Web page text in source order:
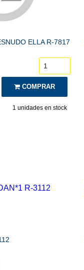
ELLA R-7817
COMPRAR
1 unidades en stock